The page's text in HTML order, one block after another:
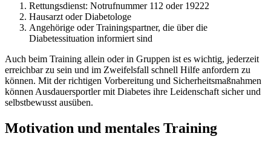
Rettungsdienst: Notrufnummer 112 oder 19222
Hausarzt oder Diabetologe
Angehörige oder Trainingspartner, die über die
Diabetessituation informiert sind
Auch beim Training allein oder in Gruppen ist es wichtig, jederzeit
erreichbar zu sein und im Zweifelsfall schnell Hilfe anfordern zu
können. Mit der richtigen Vorbereitung und Sicherheitsmaßnahmen
können Ausdauersportler mit Diabetes ihre Leidenschaft sicher und
selbstbewusst ausüben.
Motivation und mentales Training